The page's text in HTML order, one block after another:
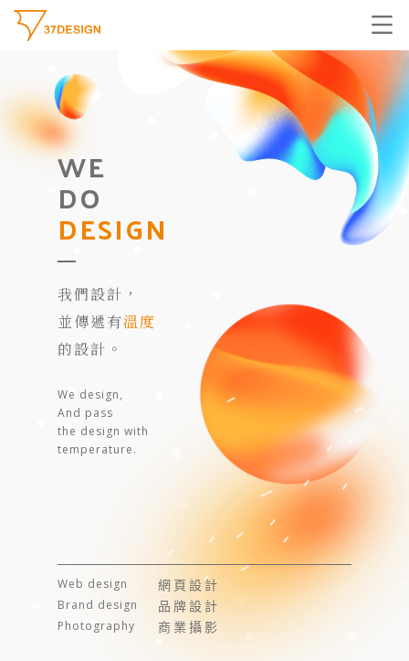
WE
DO
DESIGN
我們設計，
並傳遞有溫度
的設計。
We design,
And pass
the design with
temperature.
Web design 網頁設計
Brand design 品牌設計
Photography 商業攝影